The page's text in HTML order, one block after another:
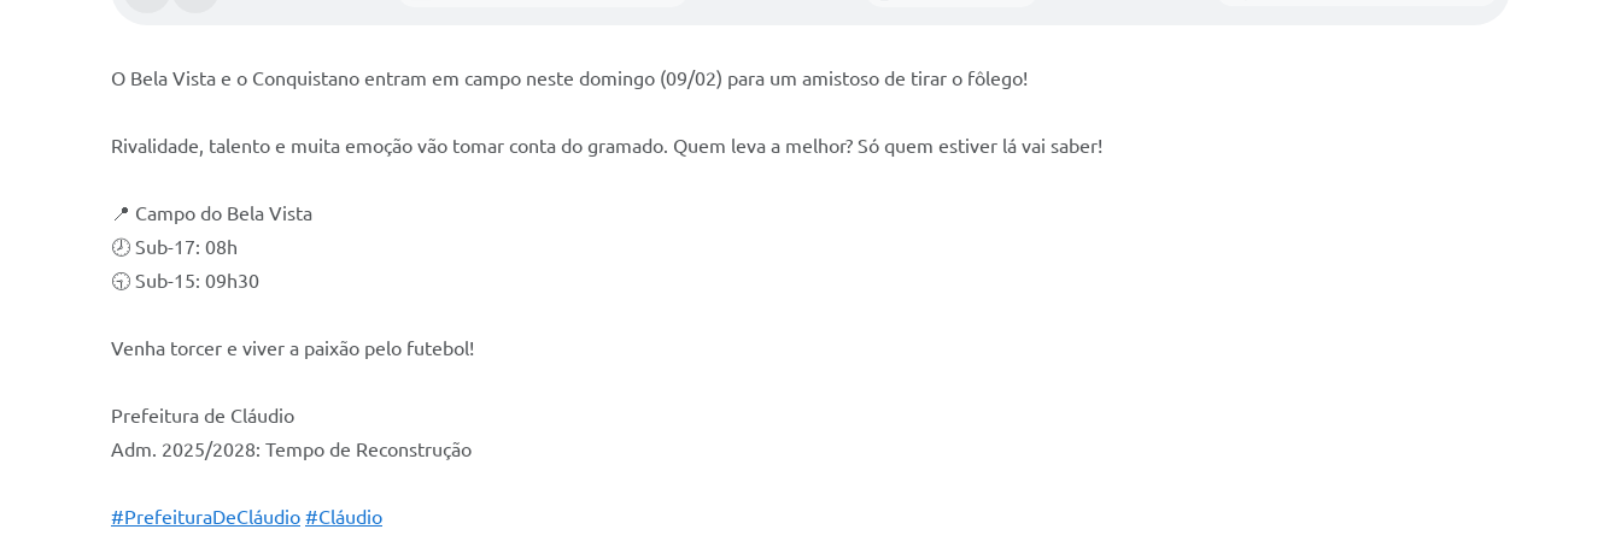
O Bela Vista e o Conquistano entram em campo neste domingo (09/02) para um amistoso de tirar o fôlego!
Rivalidade, talento e muita emoção vão tomar conta do gramado. Quem leva a melhor? Só quem estiver lá vai saber!
📍 Campo do Bela Vista
🕗 Sub-17: 08h
🕤 Sub-15: 09h30
Venha torcer e viver a paixão pelo futebol!
Prefeitura de Cláudio
Adm. 2025/2028: Tempo de Reconstrução
#PrefeituraDeCláudio #Cláudio